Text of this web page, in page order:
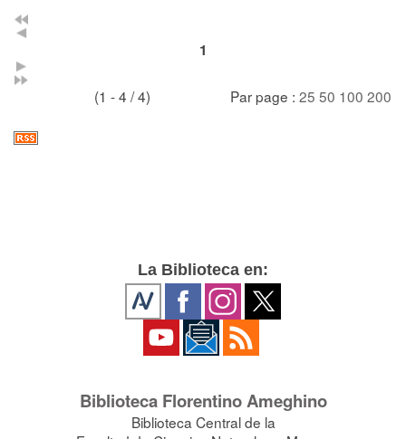
1
(1 - 4 / 4) Par page : 25 50 100 200
La Biblioteca en:
Biblioteca Florentino Ameghino
Biblioteca Central de la